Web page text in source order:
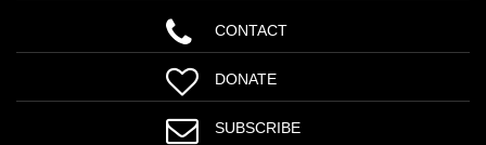
CONTACT
DONATE
SUBSCRIBE